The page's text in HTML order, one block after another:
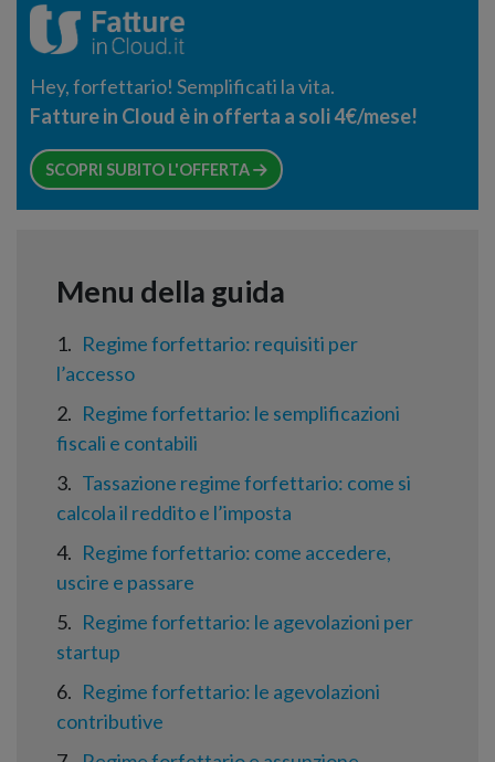
Hey, forfettario! Semplificati la vita.
Fatture in Cloud è in offerta a soli 4€/mese!
SCOPRI SUBITO L'OFFERTA
1
Regime forfettario: requisiti per
l’accesso
2
Regime forfettario: le semplificazioni
fiscali e contabili
3
Tassazione regime forfettario: come si
calcola il reddito e l’imposta
4
Regime forfettario: come accedere,
uscire e passare
5
Regime forfettario: le agevolazioni per
startup
6
Regime forfettario: le agevolazioni
contributive